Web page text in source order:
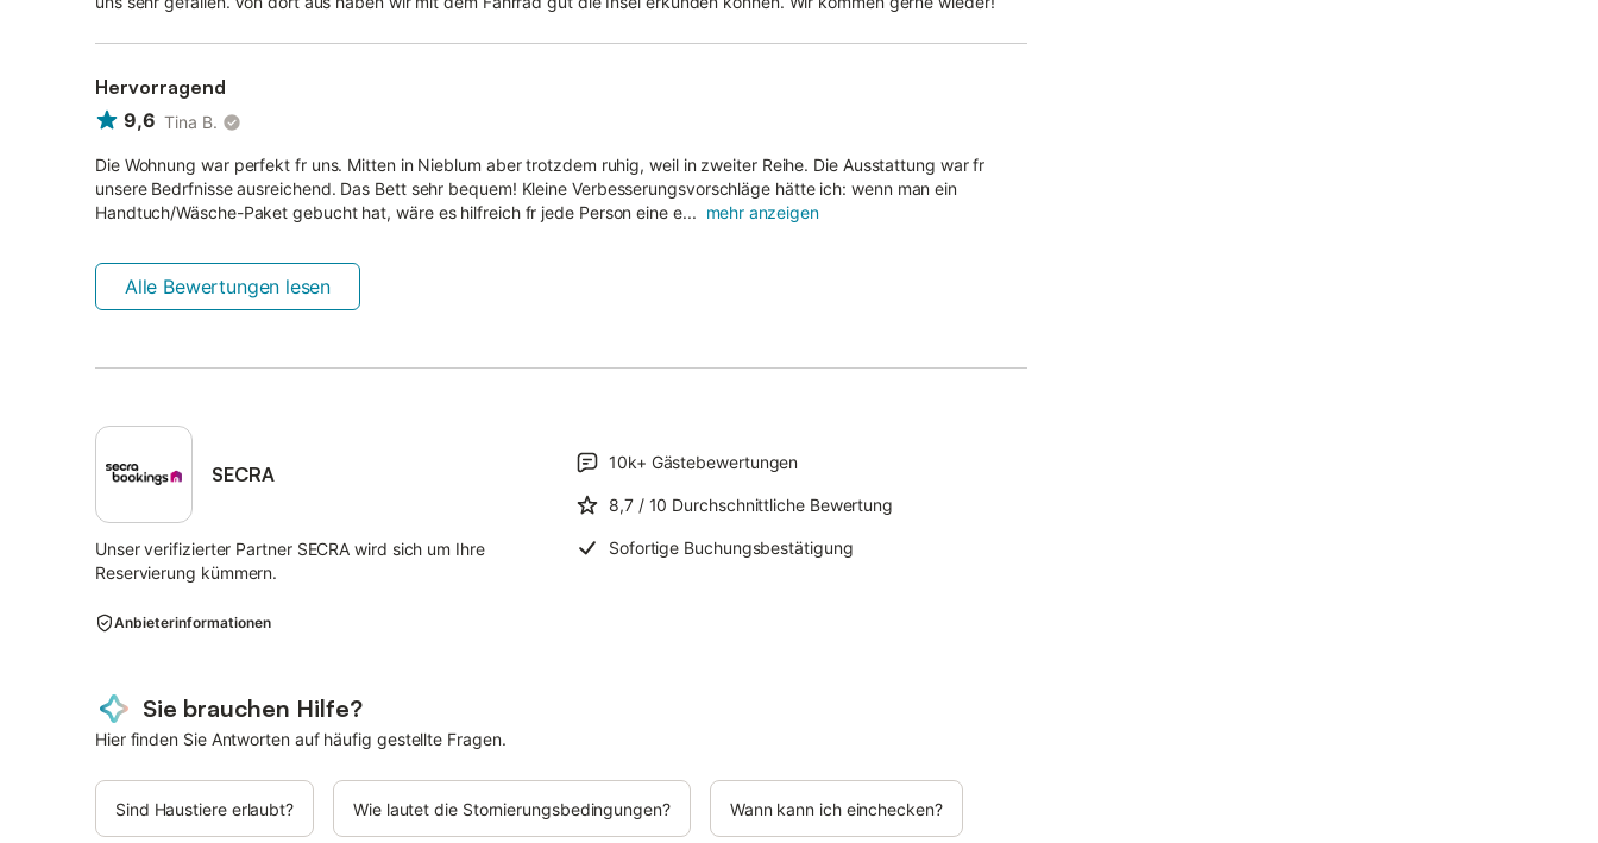
Hervorragend
9,6 Tina B.
Die Wohnung war perfekt fr uns. Mitten in Nieblum aber trotzdem ruhig, weil in zweiter Reihe. Die Ausstattung war fr
unsere Bedrfnisse ausreichend. Das Bett sehr bequem! Kleine Verbesserungsvorschläge hätte ich: wenn man ein
Handtuch/Wäsche-Paket gebucht hat, wäre es hilfreich fr jede Person eine e... mehr anzeigen
Alle Bewertungen lesen
SECRA
Unser verifizierter Partner SECRA wird sich um Ihre
Reservierung kümmern.
10k+ Gästebewertungen
8,7 / 10 Durchschnittliche Bewertung
Sofortige Buchungsbestätigung
Anbieterinformationen
Sie brauchen Hilfe?
Hier finden Sie Antworten auf häufig gestellte Fragen.
Sind Haustiere erlaubt? Wie lautet die Stornierungsbedingungen? Wann kann ich einchecken?